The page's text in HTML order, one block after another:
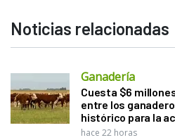
Noticias relacionadas
Ganadería
Cuesta $6
entre los
histórico para la
hace 22 horas